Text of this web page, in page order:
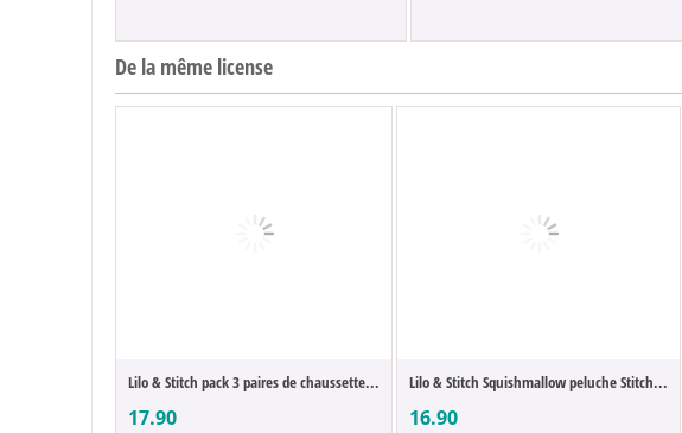
De la même license
Lilo & Stitch pack 3 paires de chaussette...
17.90
Lilo & Stitch Squishmallow peluche Stitch...
16.90